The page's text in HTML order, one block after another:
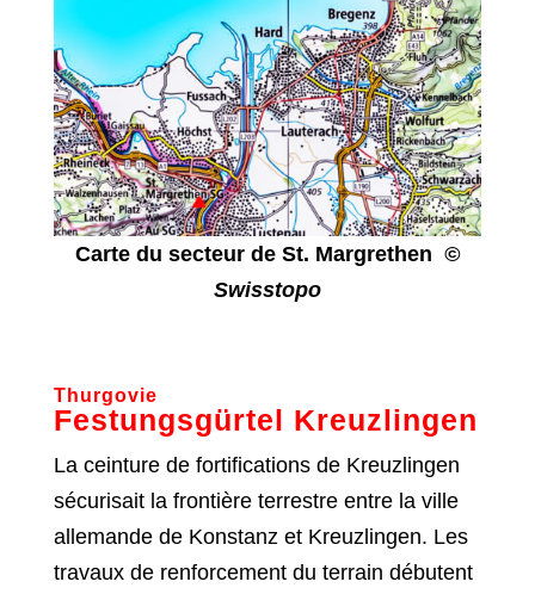
Carte du secteur de St. Margrethen ©
Swisstopo
Thurgovie
Festungsgürtel Kreuzlingen
La ceinture de fortifications de Kreuzlingen
sécurisait la frontière terrestre entre la ville
allemande de Konstanz et Kreuzlingen. Les
travaux de renforcement du terrain débutent